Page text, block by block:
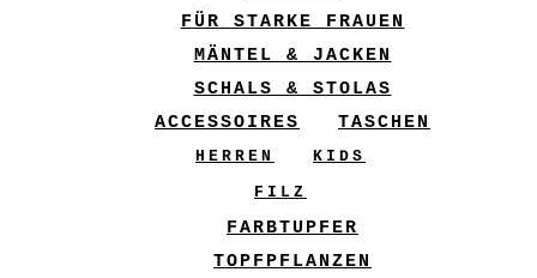
FÜR STARKE FRAUEN
MÄNTEL & JACKEN
SCHALS & STOLAS
ACCESSOIRES
TASCHEN
HERREN
KIDS
FILZ
FARBTUPFER
TOPFPFLANZEN